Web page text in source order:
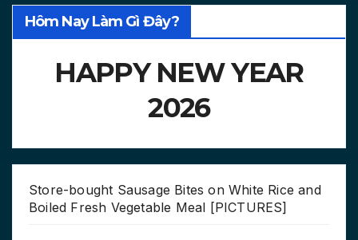
Hôm Nay Làm Gì Đây?
HAPPY NEW YEAR
2026
Store-bought Sausage Bites on White Rice and
Boiled Fresh Vegetable Meal [PICTURES]